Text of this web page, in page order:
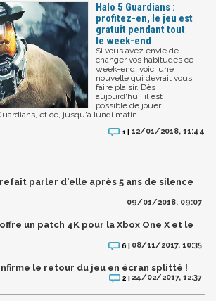
Halo 5 Guardians :
profitez-en, le jeu est
gratuit pendant tout
le week-end
Si vous avez envie de
changer vos habitudes ce
week-end, voici une
nouvelle qui devrait vous
faire plaisir. Dès
aujourd'hui, il est
possible de jouer
et ce, jusqu'à lundi matin.
1 | 12/01/2018, 11:44
parler d'elle après 5 ans de silence
09/01/2018, 09:07
un patch 4K pour la Xbox One X et le
6 | 08/11/2017, 10:35
le retour du jeu en écran splitté !
2 | 24/02/2017, 12:37